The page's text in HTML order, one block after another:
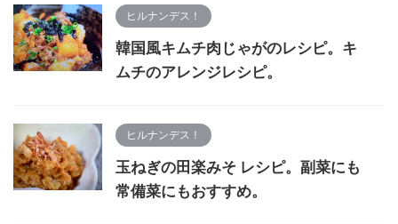
ヒルナンデス！
韓国風キムチ肉じゃがのレシピ。キ
ムチのアレンジレシピ。
ヒルナンデス！
玉ねぎの田楽みそ レシピ。副菜にも
常備菜にもおすすめ。